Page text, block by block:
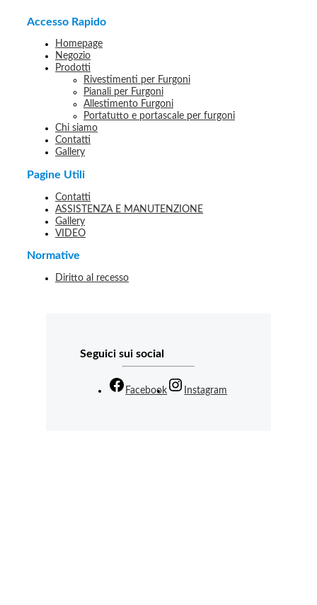
Accesso Rapido
Homepage
Negozio
Prodotti
Rivestimenti per Furgoni
Pianali per Furgoni
Allestimento Furgoni
Portatutto e portascale per furgoni
Chi siamo
Contatti
Gallery
Pagine Utili
Contatti
ASSISTENZA E MANUTENZIONE
Gallery
VIDEO
Normative
Diritto al recesso
Seguici sui social
Facebook Instagram